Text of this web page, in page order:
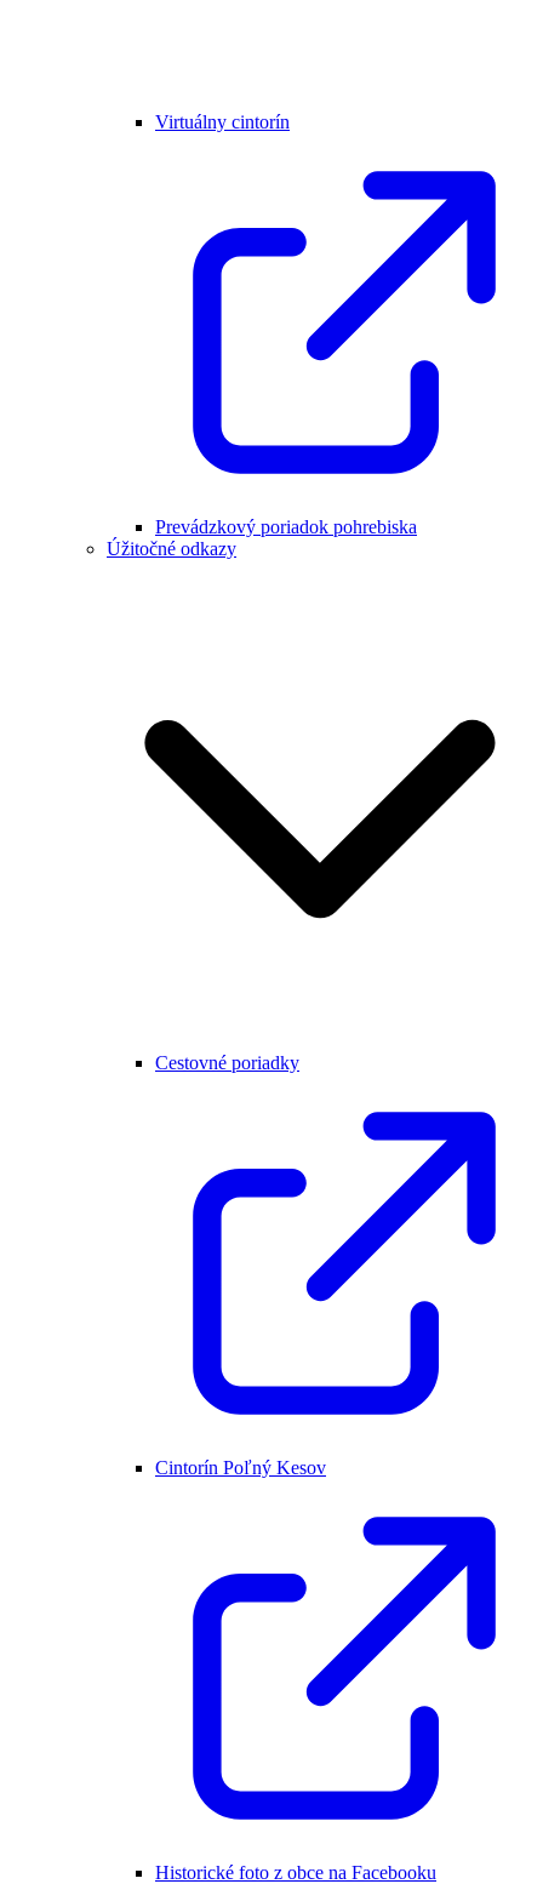
Virtuálny cintorín
Prevádzkový poriadok pohrebiska
Úžitočné odkazy
Cestovné poriadky
Cintorín Poľný Kesov
Historické foto z obce na Facebooku